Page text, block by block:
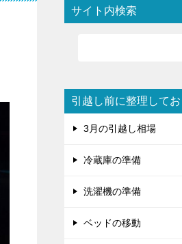
サイト内検索
引越し前に整理して
3月の引越し相場
冷蔵庫の準備
洗濯機の準備
ベッドの移動